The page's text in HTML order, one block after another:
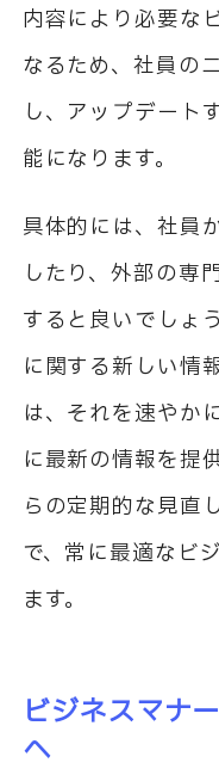
内容により必要な
なるため、社員の
し、アップデート
能になります。
具体的には、社員
したり、外部の専
すると良いでしょ
に関する新しい情
は、それを速やか
に最新の情報を提
らの定期的な見直
で、常に最適なビ
ます。
ビジネスマナ
へ